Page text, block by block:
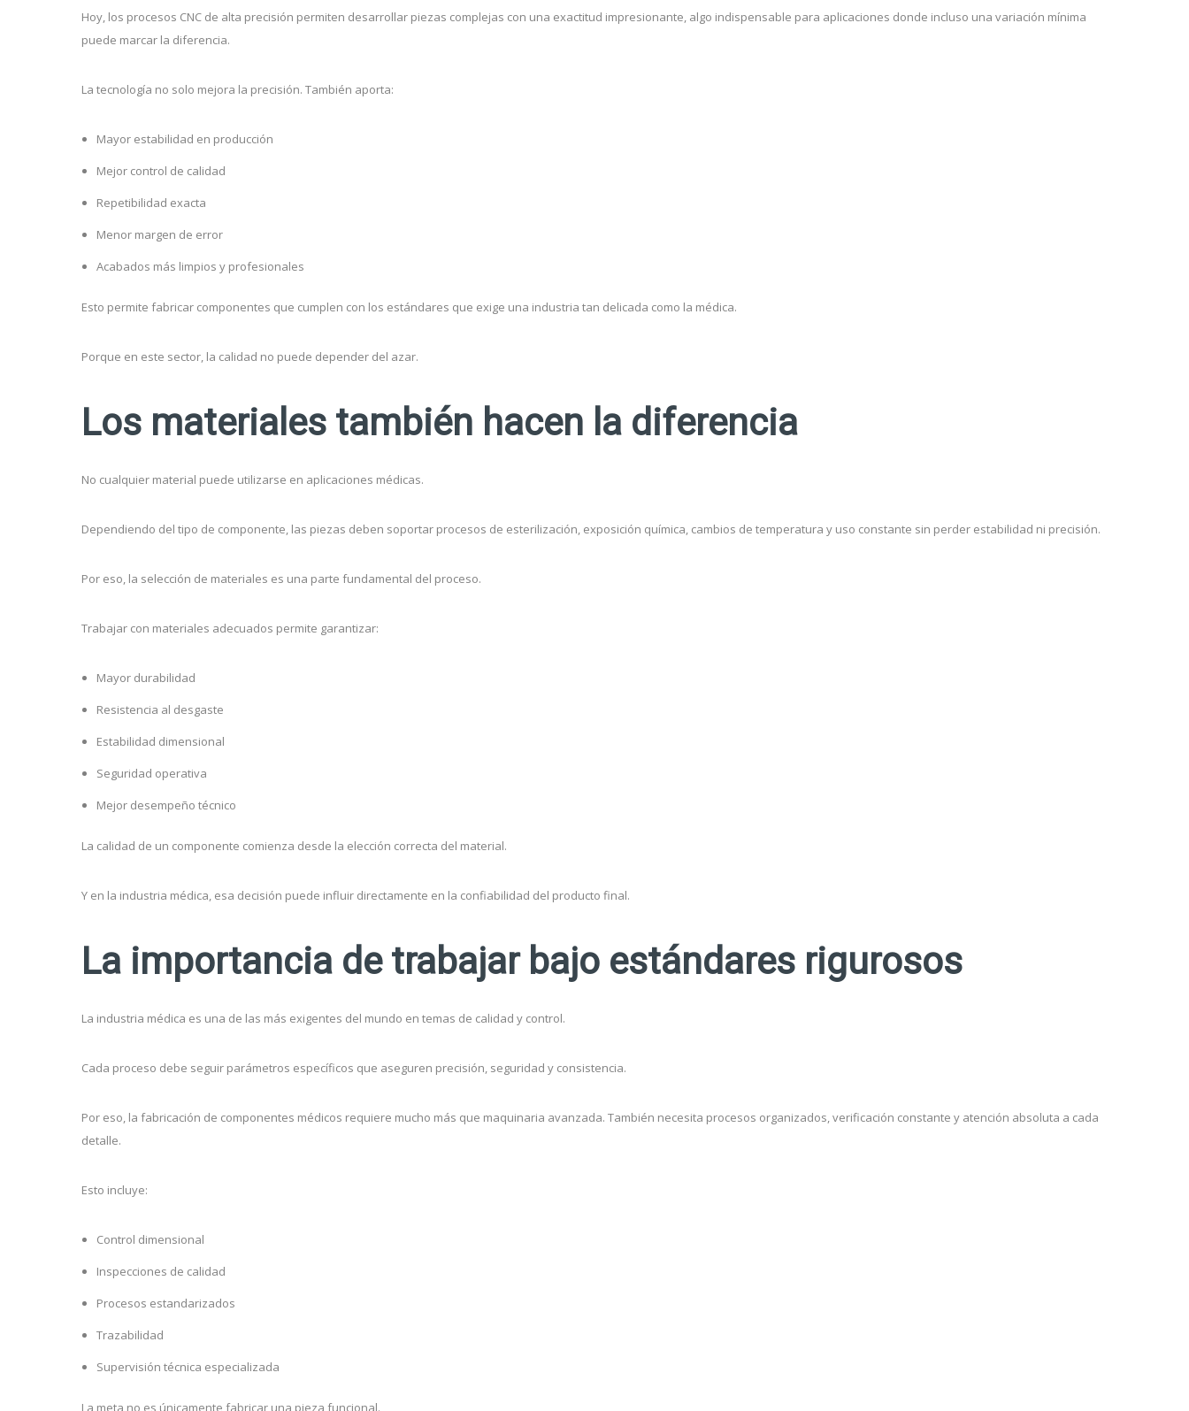
Hoy, los procesos CNC de alta precisión permiten desarrollar piezas complejas con una exactitud impresionante, algo indispensable para aplicaciones donde incluso una variación mínima
puede marcar la diferencia.
La tecnología no solo mejora la precisión. También aporta:
Mayor estabilidad en producción
Mejor control de calidad
Repetibilidad exacta
Menor margen de error
Acabados más limpios y profesionales
Esto permite fabricar componentes que cumplen con los estándares que exige una industria tan delicada como la médica.
Porque en este sector, la calidad no puede depender del azar.
Los materiales también hacen la diferencia
No cualquier material puede utilizarse en aplicaciones médicas.
Dependiendo del tipo de componente, las piezas deben soportar procesos de esterilización, exposición química, cambios de temperatura y uso constante sin perder estabilidad ni precisión.
Por eso, la selección de materiales es una parte fundamental del proceso.
Trabajar con materiales adecuados permite garantizar:
Mayor durabilidad
Resistencia al desgaste
Estabilidad dimensional
Seguridad operativa
Mejor desempeño técnico
La calidad de un componente comienza desde la elección correcta del material.
Y en la industria médica, esa decisión puede influir directamente en la confiabilidad del producto final.
La importancia de trabajar bajo estándares rigurosos
La industria médica es una de las más exigentes del mundo en temas de calidad y control.
Cada proceso debe seguir parámetros específicos que aseguren precisión, seguridad y consistencia.
Por eso, la fabricación de componentes médicos requiere mucho más que maquinaria avanzada. También necesita procesos organizados, verificación constante y atención absoluta a cada
detalle.
Esto incluye:
Control dimensional
Inspecciones de calidad
Procesos estandarizados
Trazabilidad
Supervisión técnica especializada
La meta no es únicamente fabricar una pieza funcional.